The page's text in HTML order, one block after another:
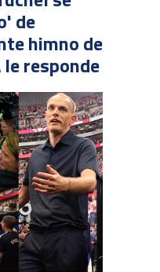
de
himno de
responde